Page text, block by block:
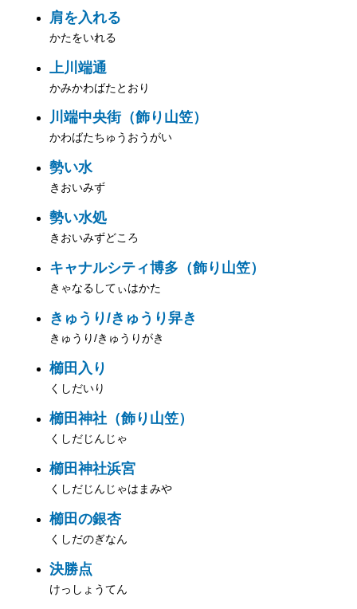
肩を入れる
かたをいれる
上川端通
かみかわばたとおり
川端中央街（飾り山笠）
かわばたちゅうおうがい
勢い水
きおいみず
勢い水処
きおいみずどころ
キャナルシティ博多（飾り山笠）
きゃなるしてぃはかた
きゅうり/きゅうり舁き
きゅうり/きゅうりがき
櫛田入り
くしだいり
櫛田神社（飾り山笠）
くしだじんじゃ
櫛田神社浜宮
くしだじんじゃはまみや
櫛田の銀杏
くしだのぎなん
決勝点
けっしょうてん